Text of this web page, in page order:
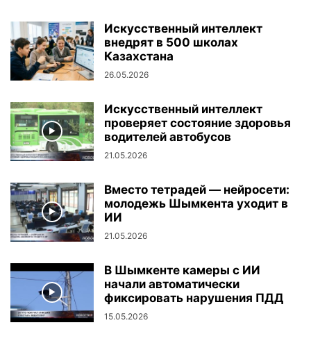
Искусственный интеллект
внедрят в 500 школах
Казахстана
26.05.2026
Искусственный интеллект
проверяет состояние здоровья
водителей автобусов
21.05.2026
Вместо тетрадей — нейросети:
молодежь Шымкента уходит в
ИИ
21.05.2026
В Шымкенте камеры с ИИ
начали автоматически
фиксировать нарушения ПДД
15.05.2026